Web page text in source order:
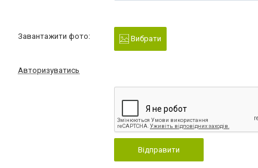
Завантажити фото: Вибрати
Авторизуватись
Відправити